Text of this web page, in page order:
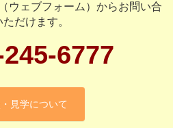
ウェブフォーム）からお問い合
だけます。
6777
見学について